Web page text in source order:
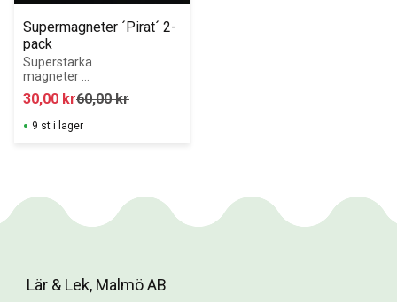
Supermagneter ´Pirat´ 2-
pack
Superstarka
magneter
"Pirat" 2-pack -
till glastavlor
30,00 kr60,00kr
9 st i lager
Lär & Lek, Malmö AB